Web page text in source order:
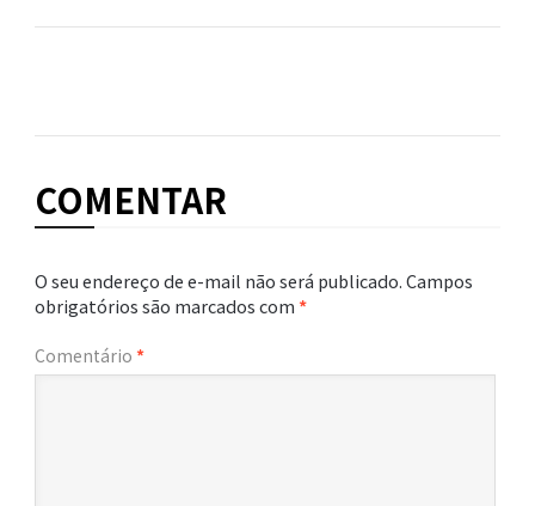
COMENTAR
O seu endereço de e-mail não será publicado.Campos
obrigatórios são marcados com*
Comentário *